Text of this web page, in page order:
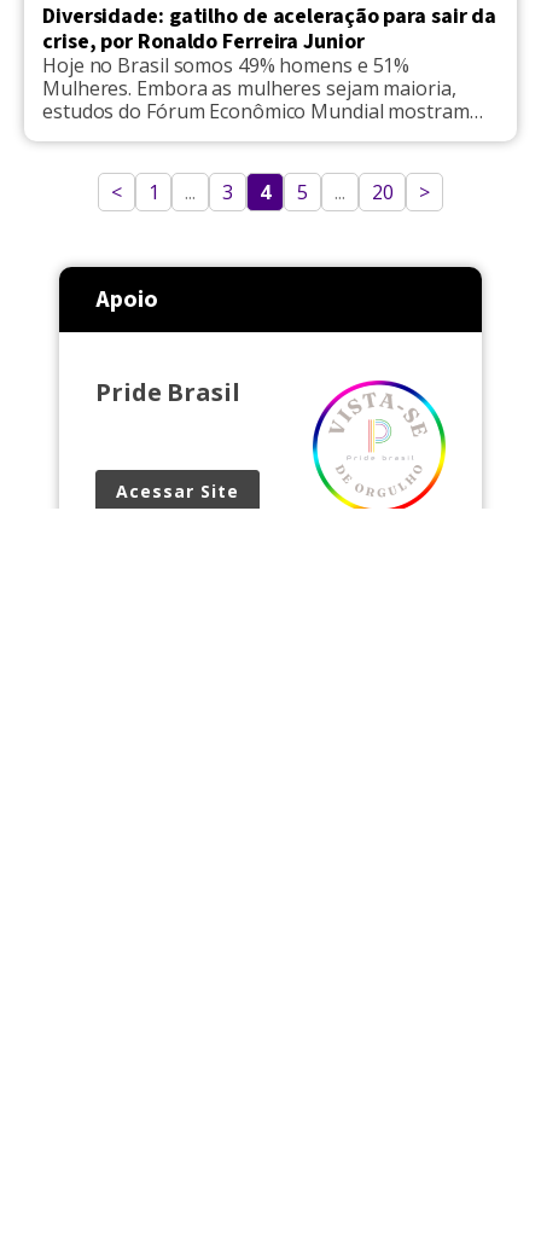
Diversidade: gatilho de aceleração para sair da
crise, por Ronaldo Ferreira Junior
Hoje no Brasil somos 49% homens e 51%
Mulheres. Embora as mulheres sejam maioria,
estudos do Fórum Econômico Mundial mostram
que, seguindo o ritmo atual de evolução,
empresas lideradas igualmente por homens e
mulheres. A pizza que retrata a população
< 1 ... 3 4 5 ... 20 >
Apoio
Pride Brasil
Acessar Site